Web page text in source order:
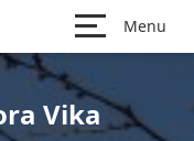
Menu
Vika